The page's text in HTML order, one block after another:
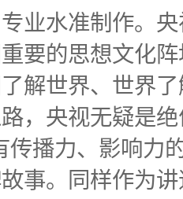
业水准制作。
要的思想文化
解世界、世界
，央视无疑是
传播力、影响力
事。同样作为